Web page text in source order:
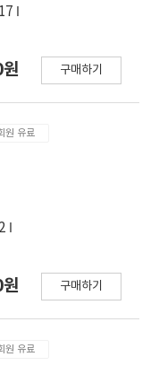
enhance
of
thermal
and without
discharge
구매하기
원 유료
구매하기
원 유료